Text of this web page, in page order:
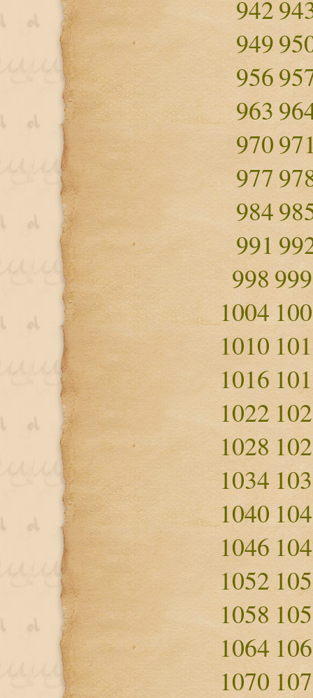
942
949
956
963
970
977
984
991
998 999
1004
1010
1016
1022
1028
1034
1040
1046
1052
1058
1064
1070